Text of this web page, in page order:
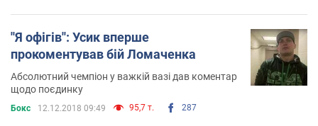
''Я офігів'': Усик вперше
прокоментував бій Ломаченка
Абсолютний чемпіон у важкій вазі дав коментар
щодо поєдинку
Бокс 12.12.2018 09:49 95,7 т. 287